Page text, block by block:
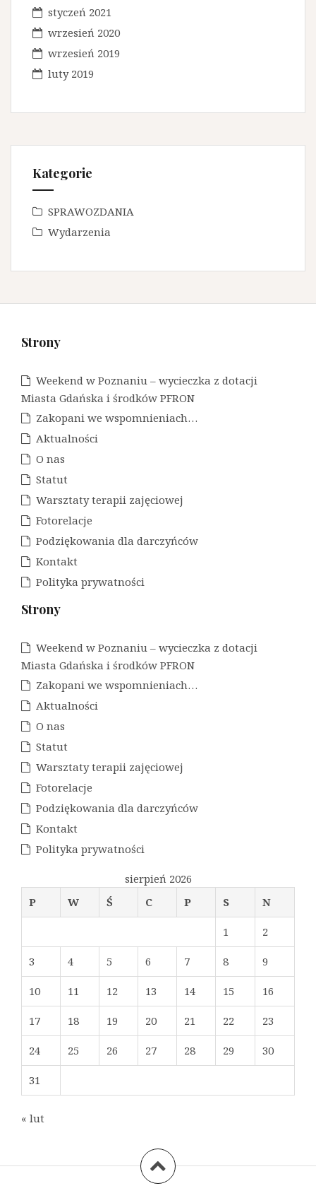
styczeń 2021
wrzesień 2020
wrzesień 2019
luty 2019
Kategorie
SPRAWOZDANIA
Wydarzenia
Strony
Weekend w Poznaniu – wycieczka z dotacji
Miasta Gdańska i środków PFRON
Zakopani we wspomnieniach…
Aktualności
O nas
Statut
Warsztaty terapii zajęciowej
Fotorelacje
Podziękowania dla darczyńców
Kontakt
Polityka prywatności
Strony
Weekend w Poznaniu – wycieczka z dotacji
Miasta Gdańska i środków PFRON
Zakopani we wspomnieniach…
Aktualności
O nas
Statut
Warsztaty terapii zajęciowej
Fotorelacje
Podziękowania dla darczyńców
Kontakt
Polityka prywatności
sierpień 2026
P
W Ś C P S N
1 2
3 4 5 6 7 8 9
10 11 12 13 14 15 16
17 18 19 20 21 22 23
24 25 26 27 28 29 30
31
« lut